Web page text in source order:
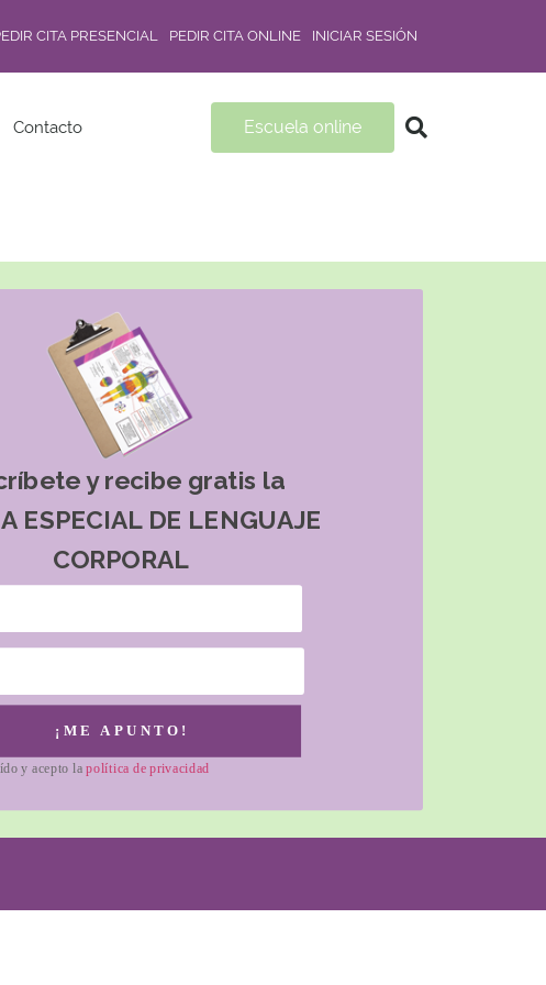
CITA PRESENCIAL PEDIR CITA ONLINE INICIAR SESIÓN
Contacto Escuela online
y recibe gratis la
ESPECIAL DE LENGUAJE
CORPORAL
y acepto lapolítica de privacidad
¡ME APUNTO!